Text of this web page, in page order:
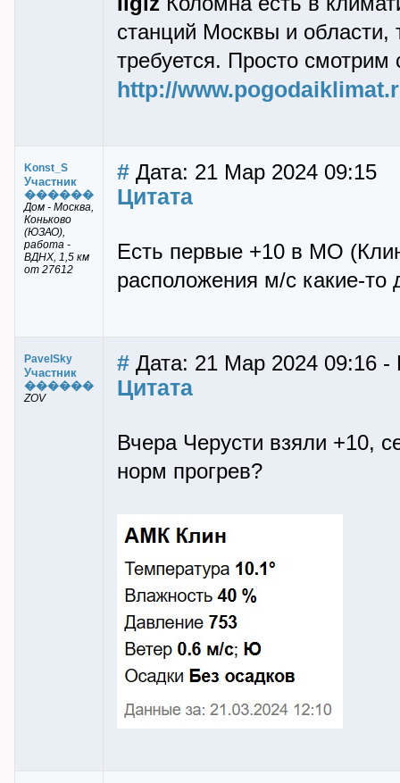
станций Москвы и области,
требуется. Просто
http://
Konst_S
Участник
������
Дом - Москва,
Коньково
(ЮЗАО),
работа -
ВДНХ, 1,5 км
от 27612
# Дата: 21 Мар 2024 09:15
Цитата
Есть первые +10 в МО
расположения м/с какие-то
PavelSky
Участник
������
ZOV
# Дата: 21 Мар 2024 09:16 -
Цитата
Вчера Черусти взяли +10,
норм прогрев?